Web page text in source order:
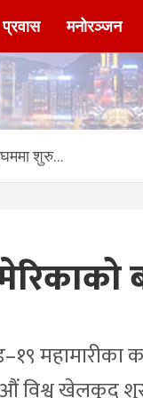
पहिलो
प्रवास मनोरञ्जन
शुरु…
औं विश्व खेलकुद